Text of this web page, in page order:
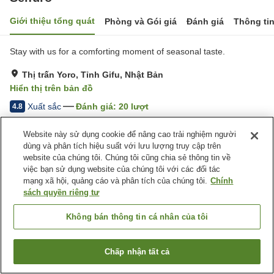
Giới thiệu tổng quát Phòng và Gói giá Đánh giá Thông
Stay with us for a comforting moment of seasonal taste.
Thị trấn Yoro, Tỉnh Gifu, Nhật Bản
Hiển thị trên bản đồ
4.8 Xuất sắc Đánh giá: 20 lượt
Tiện nghi chỗ nghỉ
Bãi đỗ xe
Spa / Salon
Sảnh tiệc
Nhà Tắm Công Cộng
Trang chủ Nhật Bản Tỉnh Gifu Thị trấn Yoro Seifuro
Tìm phòng trống
Website này sử dụng cookie để nâng cao trải nghiệm người
dùng và phân tích hiệu suất với lưu lượng truy cập trên
website của chúng tôi. Chúng tôi cũng chia sẻ thông tin về
việc bạn sử dụng website của chúng tôi với các đối tác
mạng xã hội, quảng cáo và phân tích của chúng tôi. Chính
sách quyền riêng tư
Không bán thông tin cá nhân của tôi
Chấp nhận tất cả